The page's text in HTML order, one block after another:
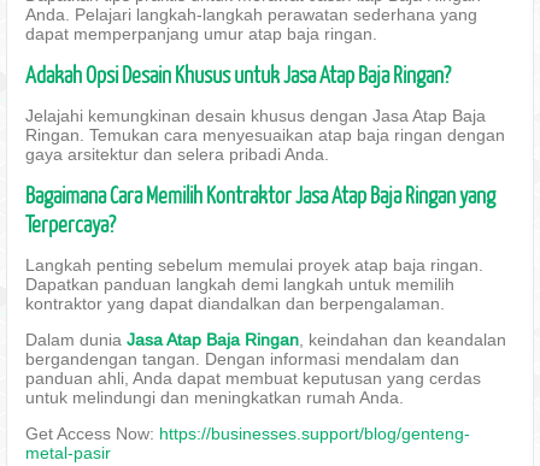
Anda. Pelajari langkah-langkah perawatan sederhana yang
dapat memperpanjang umur atap baja ringan.
Adakah Opsi Desain Khusus untuk Jasa Atap Baja Ringan?
Jelajahi kemungkinan desain khusus dengan Jasa Atap Baja
Ringan. Temukan cara menyesuaikan atap baja ringan dengan
gaya arsitektur dan selera pribadi Anda.
Bagaimana Cara Memilih Kontraktor Jasa Atap Baja Ringan yang
Terpercaya?
Langkah penting sebelum memulai proyek atap baja ringan.
Dapatkan panduan langkah demi langkah untuk memilih
kontraktor yang dapat diandalkan dan berpengalaman.
Dalam dunia Jasa Atap Baja Ringan , keindahan dan keandalan
bergandengan tangan. Dengan informasi mendalam dan
panduan ahli, Anda dapat membuat keputusan yang cerdas
untuk melindungi dan meningkatkan rumah Anda.
Get Access Now: https://businesses.support/blog/genteng-
metal-pasir